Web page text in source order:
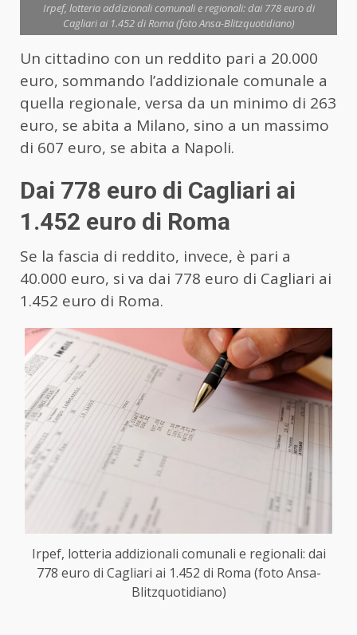
Irpef, lotteria addizionali comunali e regionali: dai 778 euro di
Cagliari ai 1.452 di Roma (foto Ansa-Blitzquotidiano)
Un cittadino con un reddito pari a 20.000
euro, sommando l’addizionale comunale a
quella regionale, versa da un minimo di 263
euro, se abita a Milano, sino a un massimo
di 607 euro, se abita a Napoli.
Dai 778 euro di Cagliari ai
1.452 euro di Roma
Se la fascia di reddito, invece, è pari a
40.000 euro, si va dai 778 euro di Cagliari ai
1.452 euro di Roma.
Irpef, lotteria addizionali comunali e regionali: dai
778 euro di Cagliari ai 1.452 di Roma (foto Ansa-
Blitzquotidiano)